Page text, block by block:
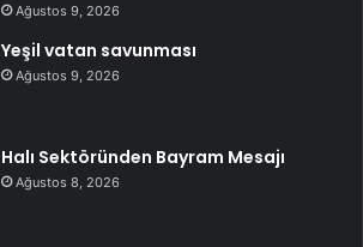
Ağustos 9, 2026
Yeşil vatan savunması
Ağustos 9, 2026
Halı Sektöründen Bayram Mesajı
Ağustos 8, 2026